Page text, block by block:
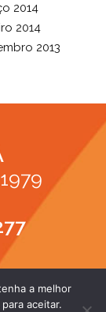
2014
2014
2013
a melhor
aceitar.